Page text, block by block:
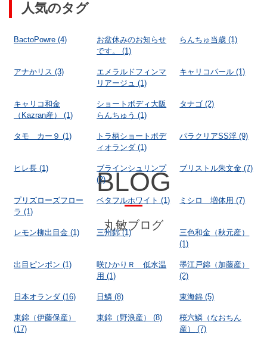
BLOG
丸敏ブログ
人気のタグ
BactoPowre (4)
お盆休みのお知らせ
です。
(1)
らんちゅ当歳 (1)
アナかリス (3)
エメラルドフィンマ
リアージュ (1)
キャリコパール (1)
キャリコ和金
（Kazran産）
(1)
ショートボディ大阪
らんちゅう (1)
タナゴ (2)
タモ カー９ (1)
トラ柄ショートボデ
ィオランダ (1)
パラクリアSS浮 (9)
ヒレ長 (1)
ブラインシュリンプ
(2)
ブリストル朱文金 (7)
プリズローズフロー
ラ (1)
ベタフルホワイト (1) ミシロ 増体用 (7)
レモン柳出目金 (1) 三州錦(1)
三色和金（秋元産）
(1)
出目ピンポン (1)
咲ひかりＲ 低水温
用 (1)
墨江戸錦（加藤産）
(2)
日本オランダ (16) 日鱗 (8) 東海錦 (5)
東錦（伊藤保産）
(17)
東錦（野浪産） (8)
桜六鱗（なおちん
産）
(7)